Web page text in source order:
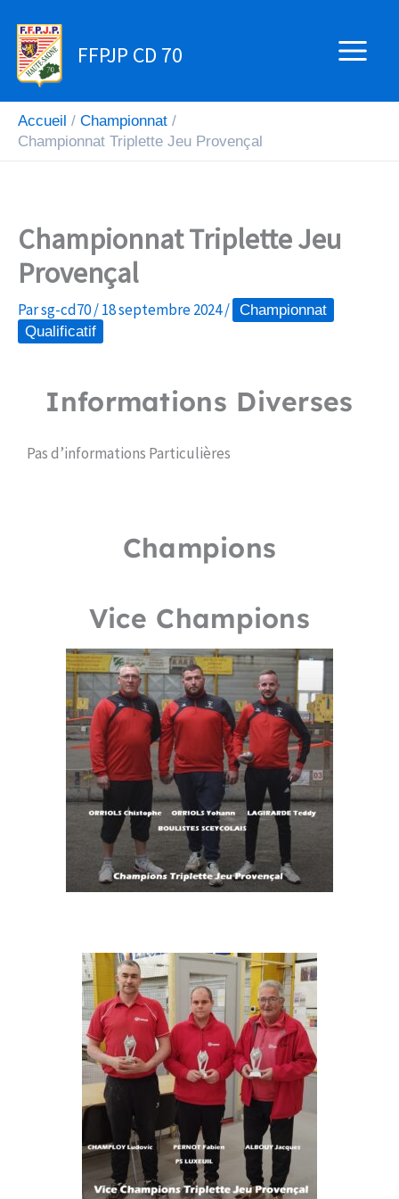
contenu
FFPJP CD 70
Accueil
Championnat
Championnat Triplette Jeu Provençal
Championnat Triplette Jeu
Provençal
Parsg-cd70/18 septembre 2024/ Championnat
Qualificatif
Informations Diverses
Pas d’informations Particulières
Champions
Vice Champions